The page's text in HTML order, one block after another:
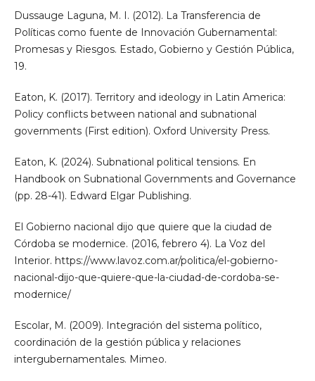
Dussauge Laguna, M. I. (2012). La Transferencia de
Políticas como fuente de Innovación Gubernamental:
Promesas y Riesgos. Estado, Gobierno y Gestión Pública,
19.
Eaton, K. (2017). Territory and ideology in Latin America:
Policy conflicts between national and subnational
governments (First edition). Oxford University Press.
Eaton, K. (2024). Subnational political tensions. En
Handbook on Subnational Governments and Governance
(pp. 28-41). Edward Elgar Publishing.
El Gobierno nacional dijo que quiere que la ciudad de
Córdoba se modernice. (2016, febrero 4). La Voz del
Interior. https://www.lavoz.com.ar/politica/el-gobierno-
nacional-dijo-que-quiere-que-la-ciudad-de-cordoba-se-
modernice/
Escolar, M. (2009). Integración del sistema político,
coordinación de la gestión pública y relaciones
intergubernamentales. Mimeo.